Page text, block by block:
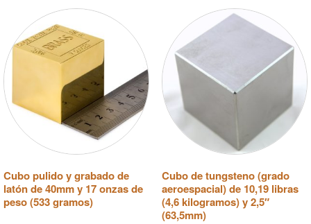
Cubo pulido y grabado de
latón de 40mm y 17 onzas de
peso (533 gramos)
Cubo de tungsteno (grado
aeroespacial) de 10,19 libras
(4,6 kilogramos) y 2,5″
(63,5mm)